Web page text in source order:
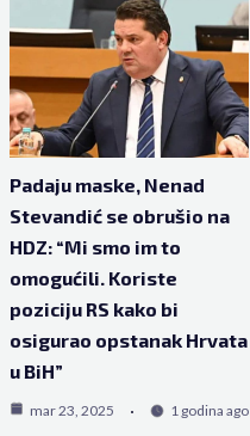
Padaju maske, Nenad
Stevandić se obrušio na
HDZ: “Mi smo im to
omogućili. Koriste
poziciju RS kako bi
osigurao opstanak Hrvata
u BiH”
mar 23, 2025 1 godina ago